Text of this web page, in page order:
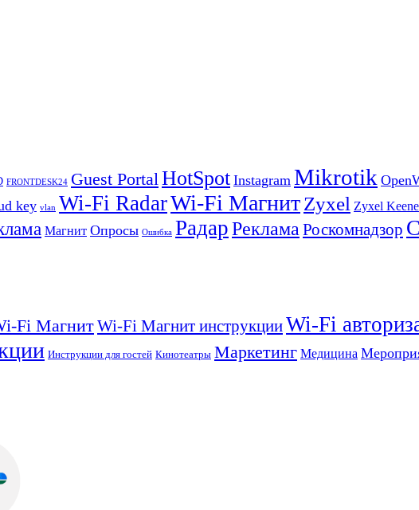
FRONTDESK24 Guest PortalHotSpot Instagram Mikrotik
key vlan Wi-Fi RadarWi-Fi МагнитZyxel Zyxel
Магнит Опросы Ошибка РадарРеклама Роскомнадзор
Fi МагнитWi-Fi Магнит инструкцииWi-Fi
Инструкции для гостей Кинотеатры Маркетинг Медицина